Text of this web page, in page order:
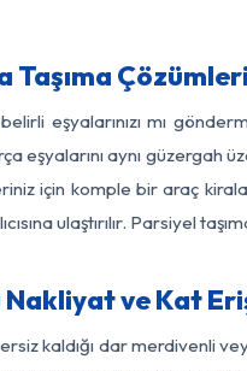
Taşıma Çözümleri
eşyalarınızı mı
eşyalarını aynı güzergah
için komple bir araç
ulaştırılır. Parsiyel
Nakliyat ve Kat
kaldığı dar merdivenli